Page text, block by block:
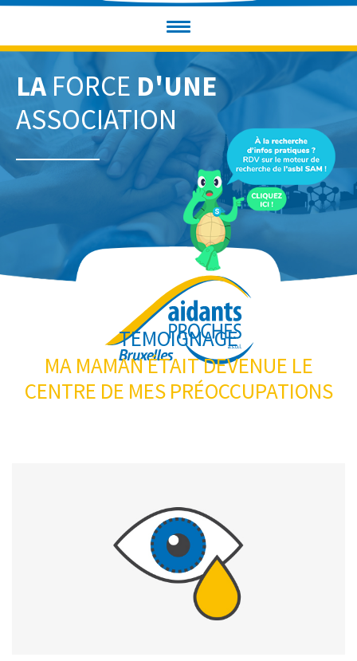
LA FORCE D'UNE
ASSOCIATION
TEMOIGNAGE
MA MAMAN ÉTAIT DEVENUE LE
CENTRE DE MES PRÉOCCUPATIONS